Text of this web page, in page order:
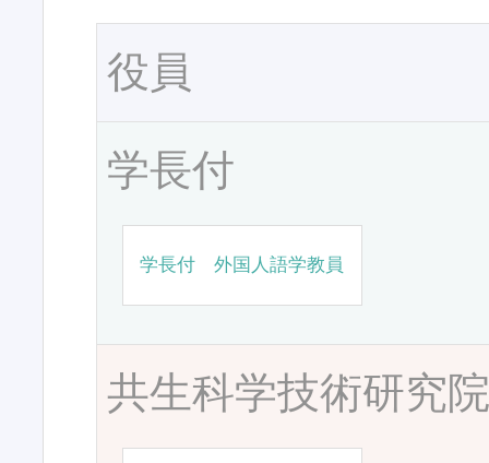
役員
学長付
学長付 外国人語学教員
共生科学技術研究